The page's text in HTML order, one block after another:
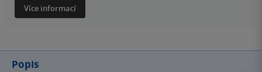
Více informací
Popis